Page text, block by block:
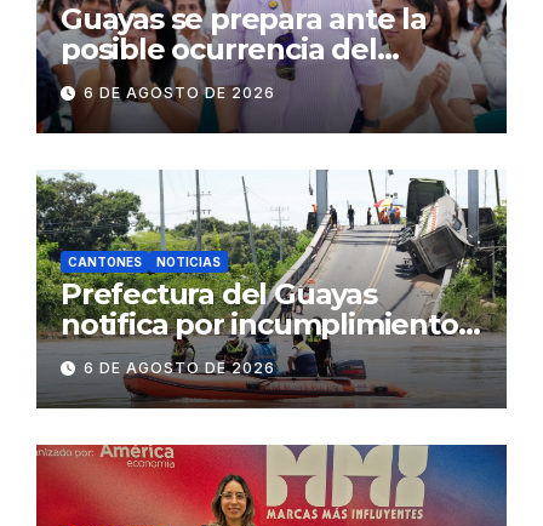
Guayas se prepara ante la
posible ocurrencia del
fenómeno de El Niño:
Gobierno Nacional capacita a
2.500 jóvenes
6 DE AGOSTO DE 2026
CANTONES NOTICIAS
Prefectura del Guayas
notifica por incumplimiento
contractual a la
Concesionaria CONORTE y
exige celeridad en
desmontaje del puente
Gonzalo Icaza Cornejo, en
Daule
6 DE AGOSTO DE 2026